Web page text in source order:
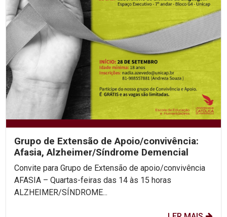
Grupo de Extensão de Apoio/convivência:
Afasia, Alzheimer/Síndrome Demencial
Convite para Grupo de Extensão de apoio/convivência
AFASIA – Quartas-feiras das 14 às 15 horas
ALZHEIMER/SÍNDROME...